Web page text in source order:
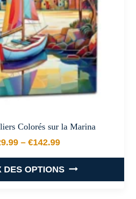
choisies
sur
la
page
du
produit
Colorés sur la Marina
– €142.99
Plage de prix : €29.99 à
DES OPTIONS